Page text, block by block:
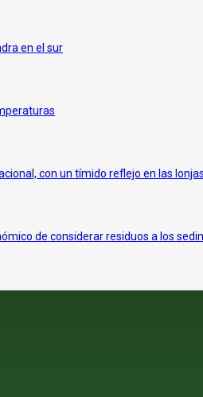
en el sur
con un tímido reflejo en las
de considerar residuos a los